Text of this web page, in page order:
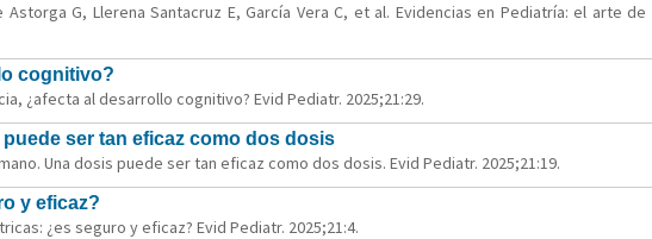
G, Llerena Santacruz E, García Vera C, et al. Evidencias en Pediatría: el arte de
cognitivo?
¿afecta al desarrollo cognitivo? Evid Pediatr. 2025;21:29.
ser tan eficaz como dos dosis
Una dosis puede ser tan eficaz como dos dosis. Evid Pediatr. 2025;21:19.
y eficaz?
¿es seguro y eficaz? Evid Pediatr. 2025;21:4.